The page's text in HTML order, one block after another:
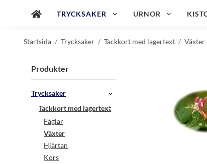
TRYCKSAKER URNOR
Startsida / Trycksaker / Tackkort med lagertext / Växter
Produkter
Trycksaker
Tackkort med lagertext
Fåglar
Växter
Hjärtan
Kors